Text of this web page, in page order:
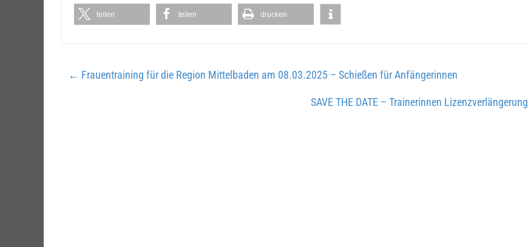
teilen teilen drucken
← Frauentraining für die Region Mittelbaden am 08.03.2025 – Schießen für Anfängerinnen
SAVE THE DATE – Trainerinnen Lizenzverlängerung